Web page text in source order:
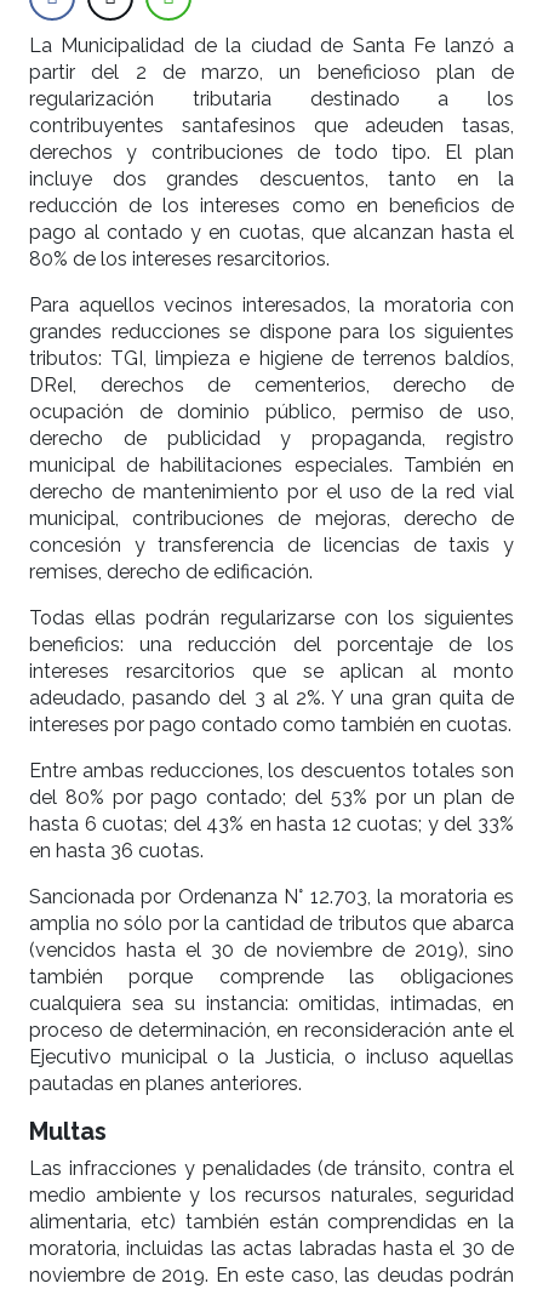
La Municipalidad de la ciudad de Santa Fe lanzó a
partir del 2 de marzo, un beneficioso plan de
regularización tributaria destinado a los
contribuyentes santafesinos que adeuden tasas,
derechos y contribuciones de todo tipo. El plan
incluye dos grandes descuentos, tanto en la
reducción de los intereses como en beneficios de
pago al contado y en cuotas, que alcanzan hasta el
80% de los intereses resarcitorios.
Para aquellos vecinos interesados, la moratoria con
grandes reducciones se dispone para los siguientes
tributos: TGI, limpieza e higiene de terrenos baldíos,
DReI, derechos de cementerios, derecho de
ocupación de dominio público, permiso de uso,
derecho de publicidad y propaganda, registro
municipal de habilitaciones especiales. También en
derecho de mantenimiento por el uso de la red vial
municipal, contribuciones de mejoras, derecho de
concesión y transferencia de licencias de taxis y
remises, derecho de edificación.
Todas ellas podrán regularizarse con los siguientes
beneficios: una reducción del porcentaje de los
intereses resarcitorios que se aplican al monto
adeudado, pasando del 3 al 2%. Y una gran quita de
intereses por pago contado como también en cuotas.
Entre ambas reducciones, los descuentos totales son
del 80% por pago contado; del 53% por un plan de
hasta 6 cuotas; del 43% en hasta 12 cuotas; y del 33%
en hasta 36 cuotas.
Sancionada por Ordenanza N° 12.703, la moratoria es
amplia no sólo por la cantidad de tributos que abarca
(vencidos hasta el 30 de noviembre de 2019), sino
también porque comprende las obligaciones
cualquiera sea su instancia: omitidas, intimadas, en
proceso de determinación, en reconsideración ante el
Ejecutivo municipal o la Justicia, o incluso aquellas
pautadas en planes anteriores.
Multas
Las infracciones y penalidades (de tránsito, contra el
medio ambiente y los recursos naturales, seguridad
alimentaria, etc) también están comprendidas en la
moratoria, incluidas las actas labradas hasta el 30 de
noviembre de 2019. En este caso, las deudas podrán